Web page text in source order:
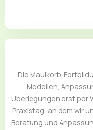
Die Maulkorb-
Modellen,
Überlegungen erst per
Praxistag, an dem wir
Beratung und